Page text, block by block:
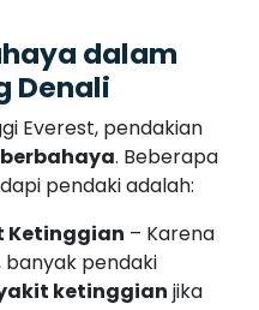
pendaki
ketinggian jika
dengan baik.
– Denali memiliki cuaca
sulit diprediksi,
pendakian.
luas yang penuh
.
– Dibutuhkan